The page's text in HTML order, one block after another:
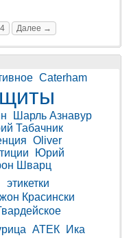
4 Далее →
Caterham
Шарль Азнавур
Табачник
Oliver
Юрий
Шварц
этикетки
Красински
АТЕК Ика